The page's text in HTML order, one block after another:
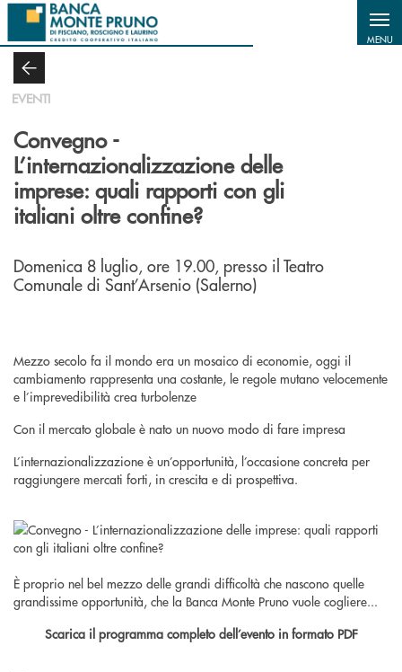
Salta al contenuto principale
MENU
EVENTI
Convegno -
L’internazionalizzazione delle
imprese: quali rapporti con gli
italiani oltre confine?
Domenica 8 luglio, ore 19.00, presso il Teatro
Comunale di Sant’Arsenio (Salerno)
Mezzo secolo fa il mondo era un mosaico di economie, oggi il
cambiamento rappresenta una costante, le regole mutano velocemente
e l’imprevedibilità crea turbolenze
Con il mercato globale è nato un nuovo modo di fare impresa
L’internazionalizzazione è un’opportunità, l’occasione concreta per
raggiungere mercati forti, in crescita e di prospettiva.
È proprio nel bel mezzo delle grandi difficoltà che nascono quelle
grandissime opportunità, che la Banca Monte Pruno vuole cogliere...
Scarica il programma completo dell’evento in formato PDF